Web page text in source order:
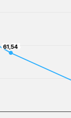
61,54
61,54